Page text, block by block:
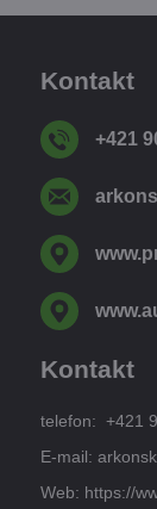
Kontakt
+421
Kontakt
telefon: +421
E-mail:
Web: https://